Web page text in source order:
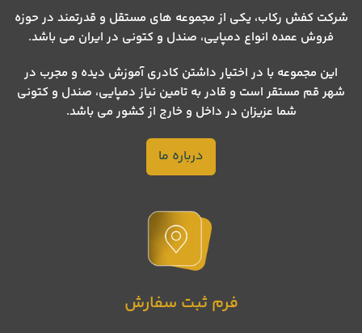
شرکت کفش رکاب، یکی از مجموعه های مستقل و قدرتمند در حوزه
فروش عمده انواع دمپایی، صندل و کتونی در ایران می باشد.
این مجموعه با در اختیار داشتن کادری آموزش دیده و مجرب در
شهر قم مستقر است و قادر به تامین نیاز دمپایی، صندل و کتونی
شما عزیزان در داخل و خارج از کشور می باشد.
درباره ما
فرم ثبت سفارش